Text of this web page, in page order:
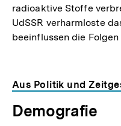
radioaktive Stoffe
UdSSR verharmloste
beeinflussen die
Aus Politik und
Demografie